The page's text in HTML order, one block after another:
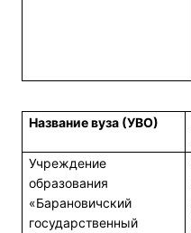
Название вуза (УВО)
Учреждение
образования
«Барановичский
государственный